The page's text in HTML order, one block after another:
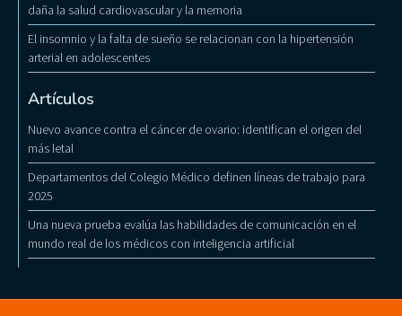
daña la salud cardiovascular y la memoria
El insomnio y la falta de sueño se relacionan con la hipertensión
arterial en adolescentes
Artículos
Nuevo avance contra el cáncer de ovario: identifican el origen del
más letal
Departamentos del Colegio Médico definen líneas de trabajo para
2025
Una nueva prueba evalúa las habilidades de comunicación en el
mundo real de los médicos con inteligencia artificial